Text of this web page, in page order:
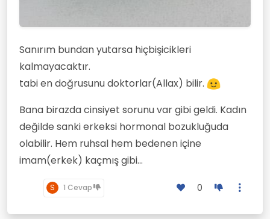
Sanırım bundan yutarsa hiçbişicikleri
kalmayacaktır.
tabi en doğrusunu doktorlar(Allax) bilir.
Bana birazda cinsiyet sorunu var gibi geldi. Kadın
değilde sanki erkeksi hormonal bozukluğuda
olabilir. Hem ruhsal hem bedenen içine
imam(erkek) kaçmış gibi...
S 1 Cevap 0